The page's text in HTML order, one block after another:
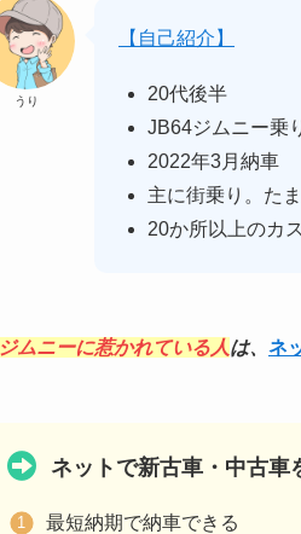
うり
【自己紹介】
20代後半
JB64ジムニー乗
2022年3月納車
主に街乗り。た
20か所以上のカ
ジムニーに惹かれている人は、 ネ
ネットで新古車・中古車
最短納期で納車できる